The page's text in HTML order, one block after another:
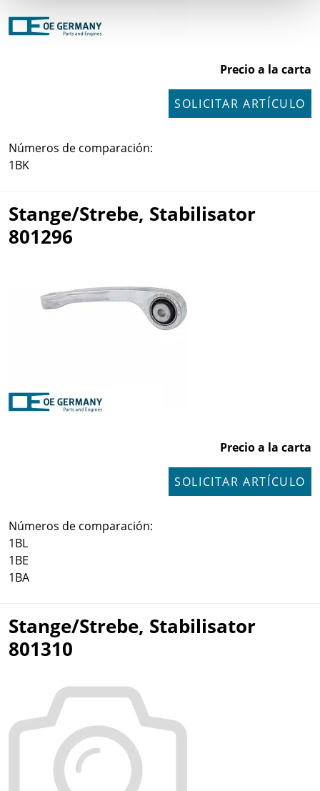
Precio a la carta
SOLICITAR ARTÍCULO
Números de comparación:
1BK
Stange/Strebe, Stabilisator
801296
Precio a la carta
SOLICITAR ARTÍCULO
Números de comparación:
1BL
1BE
1BA
Stange/Strebe, Stabilisator
801310